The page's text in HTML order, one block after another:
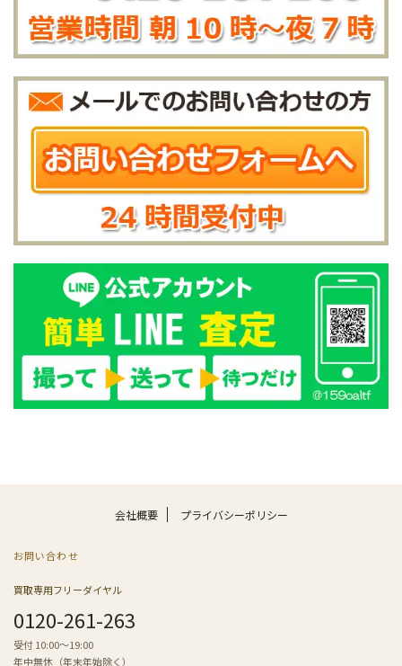
会社概要 プライバシーポリシー
お問い合わせ
買取専用フリーダイヤル
0120-261-263
受付 10:00〜19:00
年中無休（年末年始除く）